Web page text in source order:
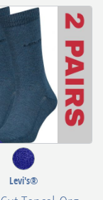
Levi's®